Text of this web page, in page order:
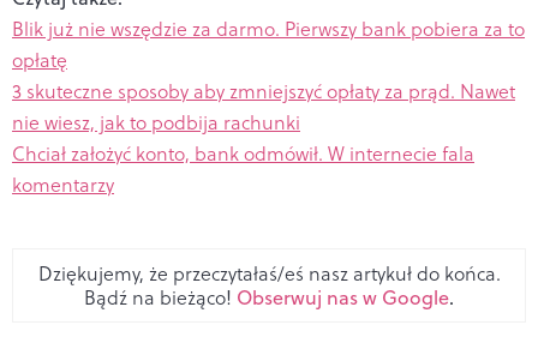
Blik już nie wszędzie za darmo. Pierwszy bank pobiera za to
opłatę
3 skuteczne sposoby aby zmniejszyć opłaty za prąd. Nawet
nie wiesz, jak to podbija rachunki
Chciał założyć konto, bank odmówił. W internecie fala
komentarzy
Dziękujemy, że przeczytałaś/eś nasz artykuł do końca.
Bądź na bieżąco! Obserwuj nas w Google.